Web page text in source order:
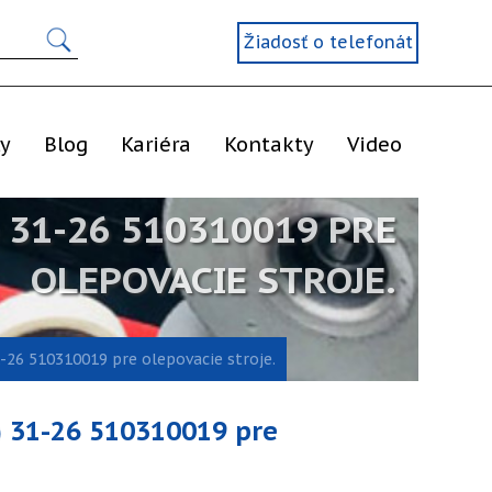
Žiadosť o telefonát
Blog Kariéra Kontakty Video
31-26 510310019 PRE
OLEPOVACIE STROJE.
510310019 pre olepovacie stroje.
26 510310019 pre